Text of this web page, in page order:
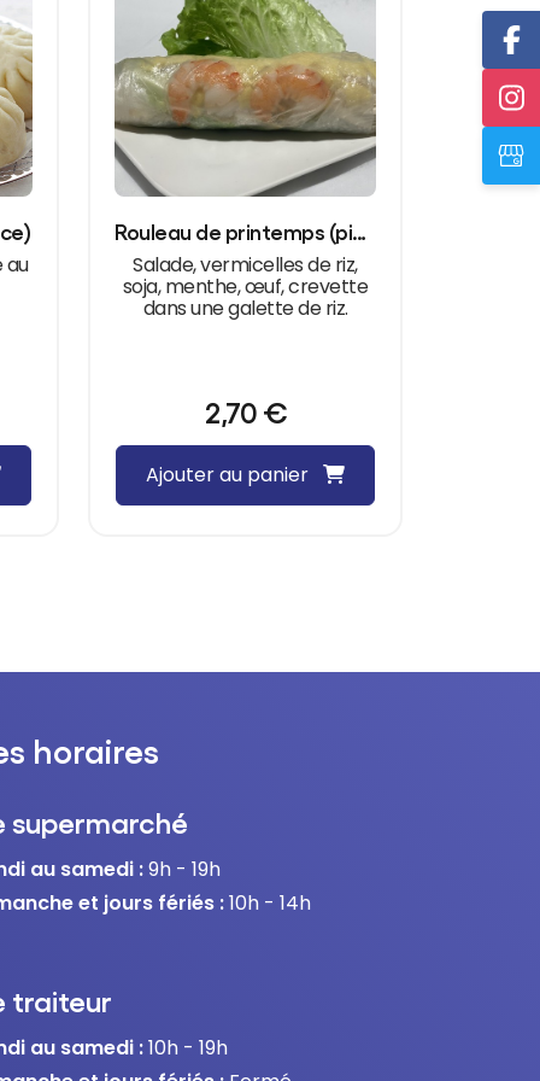
au
Rouleau de printemps (pièce)
Salade, vermicelles de riz,
soja, menthe, œuf, crevette
dans une galette de riz.
2,70 €
Ajouter au panier
horaires
supermarché
au samedi :9h - 19h
et jours fériés :10h - 14h
traiteur
au samedi :10h - 19h